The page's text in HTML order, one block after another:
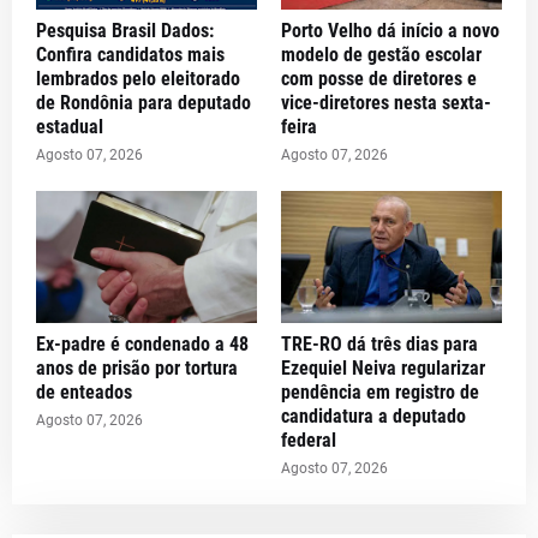
Pesquisa Brasil Dados:
Confira candidatos mais
lembrados pelo eleitorado
de Rondônia para deputado
estadual
Agosto 07, 2026
Porto Velho dá início a novo
modelo de gestão escolar
com posse de diretores e
vice-diretores nesta sexta-
feira
Agosto 07, 2026
Ex-padre é condenado a 48
anos de prisão por tortura
de enteados
Agosto 07, 2026
TRE-RO dá três dias para
Ezequiel Neiva regularizar
pendência em registro de
candidatura a deputado
federal
Agosto 07, 2026